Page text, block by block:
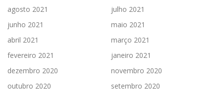
agosto 2021
julho 2021
junho 2021
maio 2021
abril 2021
março 2021
fevereiro 2021
janeiro 2021
dezembro 2020
novembro 2020
outubro 2020
setembro 2020